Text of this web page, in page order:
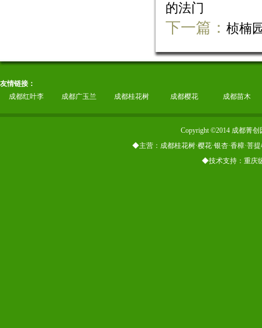
的法门
下一篇： 桢楠
友情链接：
成都红叶李
成都广玉兰 成都桂花树 成都樱花 成都苗木
Copyright ©2014 成都菁
◆主营：成都桂花树·樱花·银杏·香樟·菩
◆技术支持：重庆